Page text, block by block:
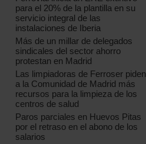
para el 20% de la plantilla en su
servicio integral de las
instalaciones de Iberia
Más de un millar de delegados
sindicales del sector ahorro
protestan en Madrid
Las limpiadoras de Ferroser piden
a la Comunidad de Madrid más
recursos para la limpieza de los
centros de salud
Paros parciales en Huevos Pitas
por el retraso en el abono de los
salarios